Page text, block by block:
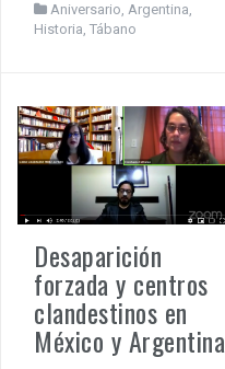
Aniversario, Argentina,
Historia, Tábano
Desaparición
forzada y centros
clandestinos en
México y Argentina